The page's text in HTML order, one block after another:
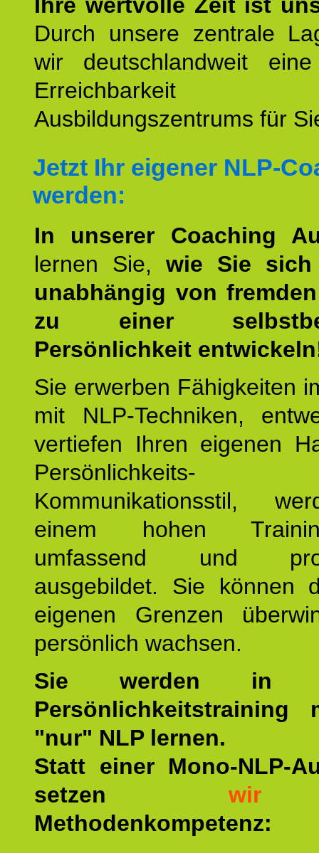
Durch unsere zentrale
wir deutschlandweit
Erreichbarkeit
Ausbildungszentrums für
Jetzt Ihr eigener NLP-
werden:
In unserer Coaching
lernen Sie, wie Sie
unabhängig von
zu einer
Persönlichkeit
Sie erwerben Fähigkeiten
mit NLP-Techniken,
vertiefen Ihren eigenen
Kommunikationsstil,
einem hohen
umfassend und
ausgebildet. Sie können
eigenen Grenzen
persönlich wachsen.
Sie werden in
Persönlichkeitstraining
"nur" NLP lernen.
Statt einer Mono-NLP-
setzen wir
Methodenkompetenz: